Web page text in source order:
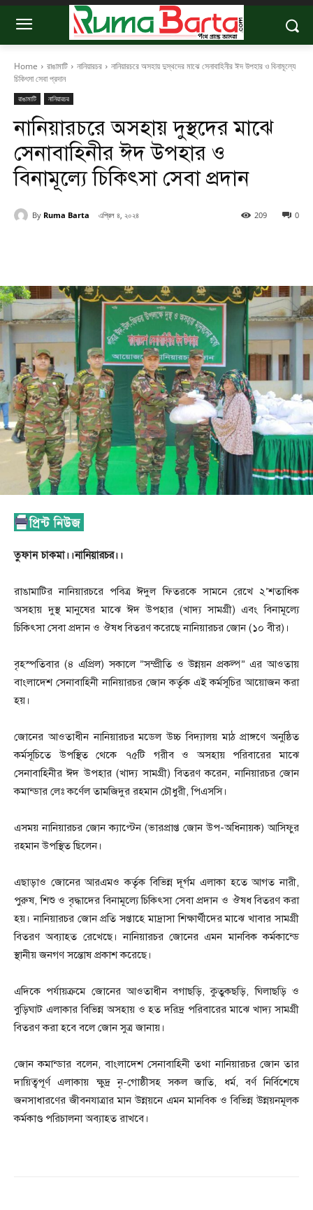
Home রাঙামাটি নানিয়ারচর
নানিয়ারচরে অসহায় দুস্থদের মাঝে সেনাবাহিনীর ঈদ উপহার ও বিনামূল্যে
চিকিৎসা সেবা প্রদান
রাঙামাটি নানিয়ারচর
নানিয়ারচরে অসহায় দুস্থদের মাঝে
সেনাবাহিনীর ঈদ উপহার ও
বিনামূল্যে চিকিৎসা সেবা প্রদান
By Ruma Barta এপ্রিল ৪, ২০২৪ 0
209
তুফান চাকমা।।নানিয়ারচর।।
রাঙামাটির নানিয়ারচরে পবিত্র ঈদুল ফিতরকে সামনে রেখে ২’শতাধিক
অসহায় দুস্থ মানুষের মাঝে ঈদ উপহার (খাদ্য সামগ্রী) এবং বিনামূল্যে
চিকিৎসা সেবা প্রদান ও ঔষধ বিতরণ করেছে নানিয়ারচর জোন (১০ বীর)।
বৃহস্পতিবার (৪ এপ্রিল) সকালে ”সম্প্রীতি ও উন্নয়ন প্রকল্প” এর আওতায়
বাংলাদেশ সেনাবাহিনী নানিয়ারচর জোন কর্তৃক এই কর্মসূচির আয়োজন করা
হয়।
জোনের আওতাধীন নানিয়ারচর মডেল উচ্চ বিদ্যালয় মাঠ প্রাঙ্গণে অনুষ্ঠিত
কর্মসূচিতে উপস্থিত থেকে ৭৫টি গরীব ও অসহায় পরিবারের মাঝে
সেনাবাহিনীর ঈদ উপহার (খাদ্য সামগ্রী) বিতরণ করেন, নানিয়ারচর জোন
কমান্ডার লেঃ কর্ণেল তামজিদুর রহমান চৌধুরী, পিএসসি।
এসময় নানিয়ারচর জোন ক্যাপ্টেন (ভারপ্রাপ্ত জোন উপ-অধিনায়ক) আসিফুর
রহমান উপস্থিত ছিলেন।
এছাড়াও জোনের আরএমও কর্তৃক বিভিন্ন দূর্গম এলাকা হতে আগত নারী,
পুরুষ, শিশু ও বৃদ্ধাদের বিনামূল্যে চিকিৎসা সেবা প্রদান ও ঔষধ বিতরণ করা
হয়। নানিয়ারচর জোন প্রতি সপ্তাহে মাদ্রাসা শিক্ষার্থীদের মাঝে খাবার সামগ্রী
বিতরণ অব্যাহত রেখেছে। নানিয়ারচর জোনের এমন মানবিক কর্মকান্ডে
স্থানীয় জনগণ সন্তোষ প্রকাশ করেছে।
এদিকে পর্যায়ক্রমে জোনের আওতাধীন বগাছড়ি, কুতুকছড়ি, ঘিলাছড়ি ও
বুড়িঘাট এলাকার বিভিন্ন অসহায় ও হত দরিদ্র পরিবারের মাঝে খাদ্য সামগ্রী
বিতরণ করা হবে বলে জোন সুত্র জানায়।
জোন কমান্ডার বলেন, বাংলাদেশ সেনাবাহিনী তথা নানিয়ারচর জোন তার
দায়িত্বপূর্ণ এলাকায় ক্ষুদ্র নৃ-গোষ্ঠীসহ সকল জাতি, ধর্ম, বর্ণ নির্বিশেষে
জনসাধারণের জীবনযাত্রার মান উন্নয়নে এমন মানবিক ও বিভিন্ন উন্নয়নমূলক
কর্মকাণ্ড পরিচালনা অব্যাহত রাখবে।